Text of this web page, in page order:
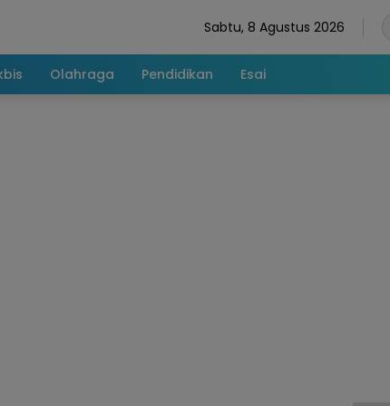
Sabtu, 8 Agustus 2026
Olahraga Pendidikan Esai